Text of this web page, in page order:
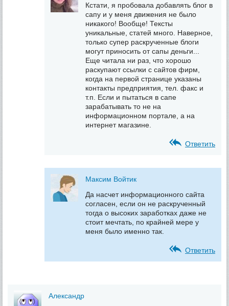
Кстати, я пробовала добавлять блог в
сапу и у меня движения не было
никакого! Вообще! Тексты
уникальные, статей много. Наверное,
только супер раскрученные блоги
могут приносить от сапы деньги...
Еще читала ни раз, что хорошо
раскупают ссылки с сайтов фирм,
когда на первой странице указаны
контакты предприятия, тел. факс и
т.п. Если и пытаться в сапе
зарабатывать то не на
информационном портале, а на
интернет магазине.
Ответить
Максим Войтик
Да насчет информационного сайта
согласен, если он не раскрученный
тогда о высоких заработках даже не
стоит мечтать, по крайней мере у
меня было именно так.
Ответить
Александр